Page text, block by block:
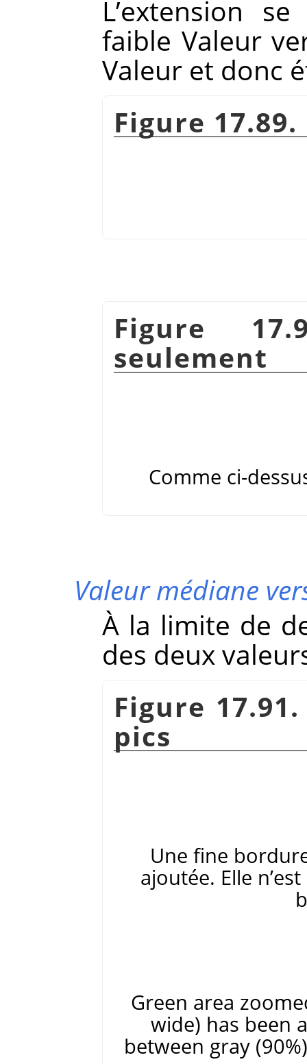
L’extension
faible Valeur
Valeur et donc
Figure
Figure
seulement
Comme ci-
Valeur médiane
À la limite de
des deux
Figure
pics
Une fine
ajoutée. Elle
Green area
wide) has been
between gray